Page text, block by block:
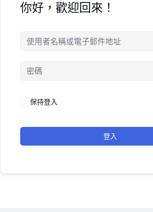
你好，歡迎回來！
保持登入
登入